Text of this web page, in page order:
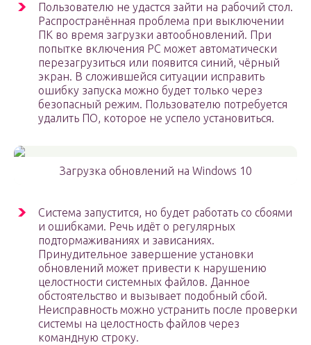
Пользователю не удастся зайти на рабочий стол.
Распространённая проблема при выключении
ПК во время загрузки автообновлений. При
попытке включения PC может автоматически
перезагрузиться или появится синий, чёрный
экран. В сложившейся ситуации исправить
ошибку запуска можно будет только через
безопасный режим. Пользователю потребуется
удалить ПО, которое не успело установиться.
Загрузка обновлений на Windows 10
Система запустится, но будет работать со сбоями
и ошибками. Речь идёт о регулярных
подтормаживаниях и зависаниях.
Принудительное завершение установки
обновлений может привести к нарушению
целостности системных файлов. Данное
обстоятельство и вызывает подобный сбой.
Неисправность можно устранить после проверки
системы на целостность файлов через
командную строку.